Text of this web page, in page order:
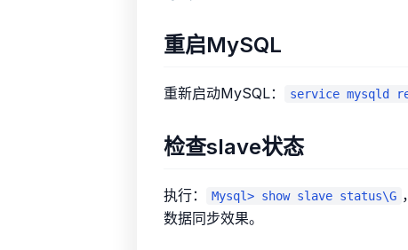
重启MySQL
重新启动MySQL： service mysqld
检查slave状态
执行： Mysql> show slave status\G
数据同步效果。